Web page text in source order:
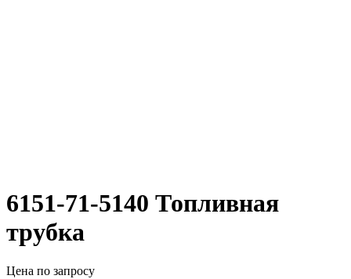
6151-71-5140 Топливная
трубка
Цена по запросу